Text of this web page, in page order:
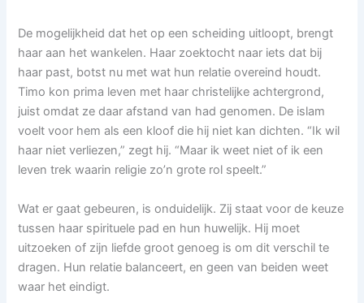
De mogelijkheid dat het op een scheiding uitloopt, brengt
haar aan het wankelen. Haar zoektocht naar iets dat bij
haar past, botst nu met wat hun relatie overeind houdt.
Timo kon prima leven met haar christelijke achtergrond,
juist omdat ze daar afstand van had genomen. De islam
voelt voor hem als een kloof die hij niet kan dichten. “Ik wil
haar niet verliezen,” zegt hij. “Maar ik weet niet of ik een
leven trek waarin religie zo’n grote rol speelt.”
Wat er gaat gebeuren, is onduidelijk. Zij staat voor de keuze
tussen haar spirituele pad en hun huwelijk. Hij moet
uitzoeken of zijn liefde groot genoeg is om dit verschil te
dragen. Hun relatie balanceert, en geen van beiden weet
waar het eindigt.